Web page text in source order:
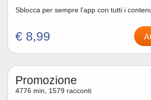
Sblocca per sempre l'app con tutti i
€ 8,99
Promozione
4776 min, 1579 racconti